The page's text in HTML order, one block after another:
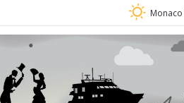
Monaco